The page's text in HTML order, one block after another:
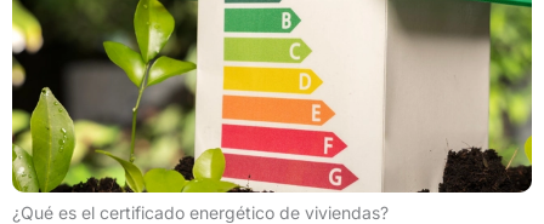
¿Qué es el certificado energético de viviendas?